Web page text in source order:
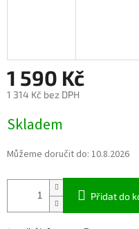
1 590 Kč
1 314 Kč bez DPH
Skladem
Můžeme doručit do: 10.8.2026
Přidat do